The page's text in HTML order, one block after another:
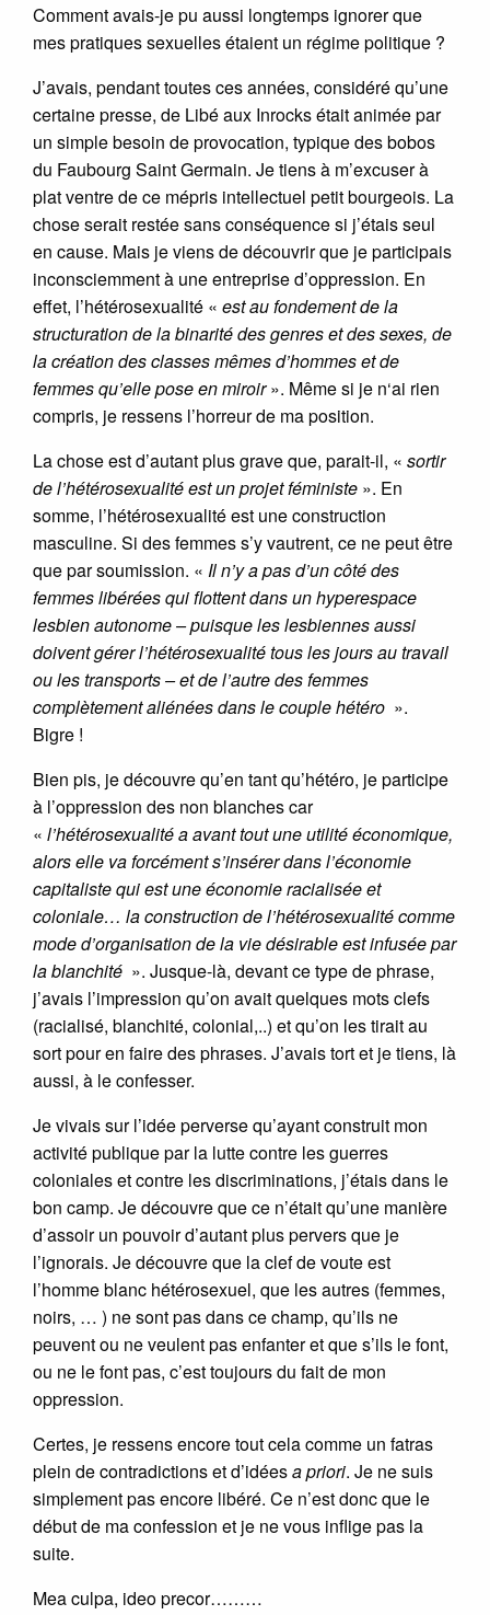
Comment avais-je pu aussi longtemps ignorer que
mes pratiques sexuelles étaient un régime politique ?
J’avais, pendant toutes ces années, considéré qu’une
certaine presse, de Libé aux Inrocks était animée par
un simple besoin de provocation, typique des bobos
du Faubourg Saint Germain. Je tiens à m’excuser à
plat ventre de ce mépris intellectuel petit bourgeois. La
chose serait restée sans conséquence si j’étais seul
en cause. Mais je viens de découvrir que je participais
inconsciemment à une entreprise d’oppression. En
effet, l’hétérosexualité « est au fondement de la
structuration de la binarité des genres et des sexes, de
la création des classes mêmes d’hommes et de
femmes qu’elle pose en miroir». Même si je n‘ai rien
compris, je ressens l’horreur de ma position.
La chose est d’autant plus grave que, parait-il, « sortir
de l’hétérosexualité est un projet féministe ». En
somme, l’hétérosexualité est une construction
masculine. Si des femmes s’y vautrent, ce ne peut être
que par soumission. « Il n’y a pas d’un côté des
femmes libérées qui flottent dans un hyperespace
lesbien autonome – puisque les lesbiennes aussi
doivent gérer l’hétérosexualité tous les jours au travail
ou les transports – et de l’autre des femmes
complètement aliénées dans le couple hétéro ».
Bigre !
Bien pis, je découvre qu’en tant qu’hétéro, je participe
à l’oppression des non blanches car
« l’hétérosexualité a avant tout une utilité économique,
alors elle va forcément s’insérer dans l’économie
capitaliste qui est une économie racialisée et
coloniale… la construction de l’hétérosexualité comme
mode d’organisation de la vie désirable est infusée par
la blanchité ». Jusque-là, devant ce type de phrase,
j’avais l’impression qu’on avait quelques mots clefs
(racialisé, blanchité, colonial,..) et qu’on les tirait au
sort pour en faire des phrases. J’avais tort et je tiens, là
aussi, à le confesser.
Je vivais sur l’idée perverse qu’ayant construit mon
activité publique par la lutte contre les guerres
coloniales et contre les discriminations, j’étais dans le
bon camp. Je découvre que ce n’était qu’une manière
d’assoir un pouvoir d’autant plus pervers que je
l’ignorais. Je découvre que la clef de voute est
l’homme blanc hétérosexuel, que les autres (femmes,
noirs, … ) ne sont pas dans ce champ, qu’ils ne
peuvent ou ne veulent pas enfanter et que s’ils le font,
ou ne le font pas, c’est toujours du fait de mon
oppression.
Certes, je ressens encore tout cela comme un fatras
plein de contradictions et d’idéesa priori. Je ne suis
simplement pas encore libéré. Ce n’est donc que le
début de ma confession et je ne vous inflige pas la
suite.
Mea culpa, ideo precor………